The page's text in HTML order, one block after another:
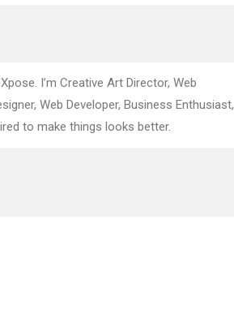
I’m Creative Art Director, Web
Web Developer, Business Enthusiast,
to make things looks better.